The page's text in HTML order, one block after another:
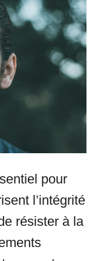
pour
l’intégrité
résister à la